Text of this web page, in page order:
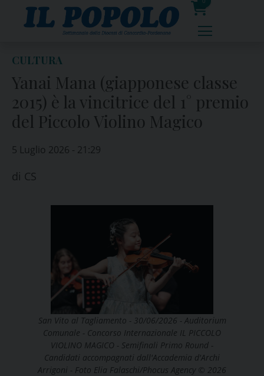
0
prodotti
CULTURA
Yanai Mana (giapponese classe
2015) è la vincitrice del 1° premio
del Piccolo Violino Magico
5 Luglio 2026 - 21:29
di CS
San Vito al Tagliamento - 30/06/2026 - Auditorium
Comunale - Concorso Internazionale IL PICCOLO
VIOLINO MAGICO - Semifinali Primo Round -
Candidati accompagnati dall'Accademia d'Archi
Arrigoni - Foto Elia Falaschi/Phocus Agency © 2026